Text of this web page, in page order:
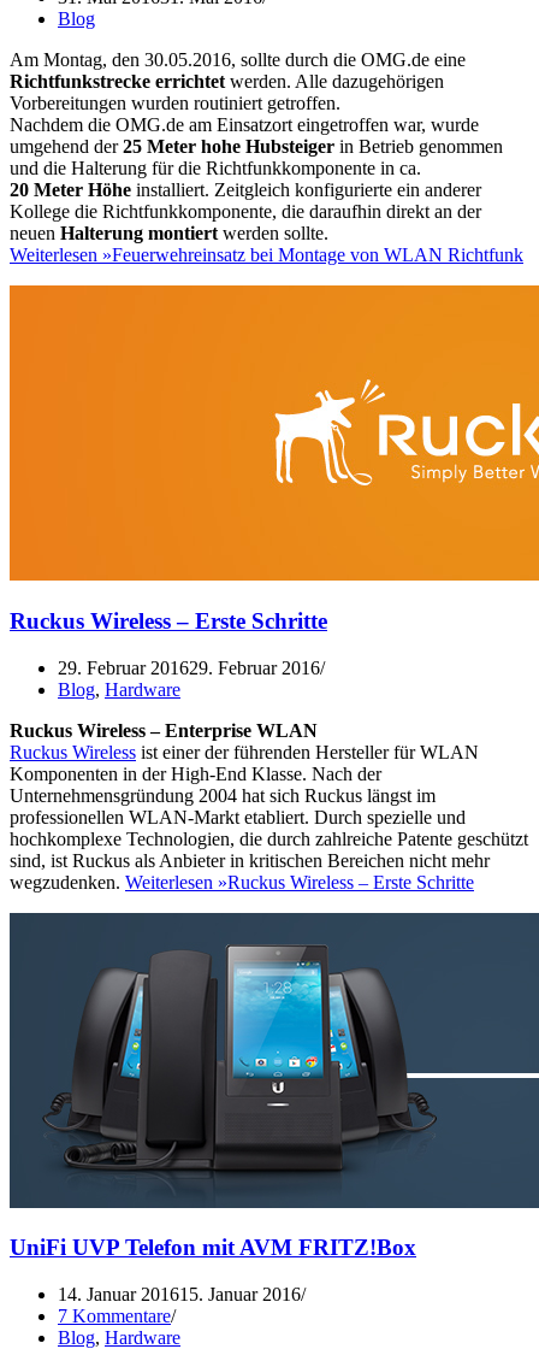
Blog
Am Montag, den 30.05.2016, sollte durch die OMG.de eine
Richtfunkstrecke errichtet werden. Alle dazugehörigen
Vorbereitungen wurden routiniert getroffen.
Nachdem die OMG.de am Einsatzort eingetroffen war, wurde
umgehend der25 Meter hohe Hubsteiger in Betrieb genommen
und die Halterung für die Richtfunkkomponente in ca.
20 Meter Höhe installiert. Zeitgleich konfigurierte ein anderer
Kollege die Richtfunkkomponente, die daraufhin direkt an der
neuen Halterung montiert werden sollte.
Weiterlesen »Feuerwehreinsatz bei Montage von WLAN Richtfunk
Ruckus Wireless – Erste Schritte
29. Februar 201629. Februar 2016
Blog, Hardware
Ruckus Wireless – Enterprise WLAN
Ruckus Wireless ist einer der führenden Hersteller für WLAN
Komponenten in der High-End Klasse. Nach der
Unternehmensgründung 2004 hat sich Ruckus längst im
professionellen WLAN-Markt etabliert. Durch spezielle und
hochkomplexe Technologien, die durch zahlreiche Patente geschützt
sind, ist Ruckus als Anbieter in kritischen Bereichen nicht mehr
wegzudenken. Weiterlesen »Ruckus Wireless – Erste Schritte
UniFi UVP Telefon mit AVM FRITZ!Box
14. Januar 201615. Januar 2016
7 Kommentare
Blog, Hardware